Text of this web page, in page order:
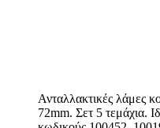
Ανταλλακτικές λάμες
72mm. Σετ 5 τεμάχια.